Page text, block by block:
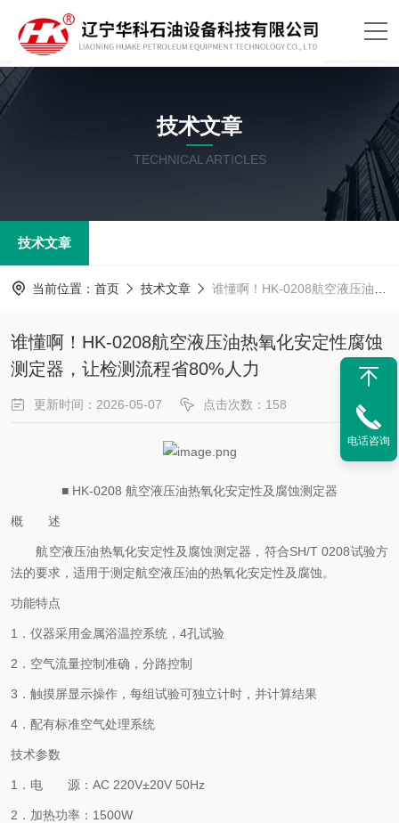
技术文章
TECHNICAL ARTICLES
技术文章
当前位置： 首页 技术文章 谁懂啊！HK-0208航空液压油热氧化安定性腐蚀测定器，让检测流程省80%人力
谁懂啊！HK-0208航空液压油热氧化安定性腐蚀
测定器，让检测流程省80%人力
更新时间：2026-05-07 点击次数：158
■ HK-0208 航空液压油热氧化安定性及腐蚀测定器
概 述
航空液压油热氧化安定性及腐蚀测定器，符合SH/T 0208试验方
法的要求，适用于测定航空液压油的热氧化安定性及腐蚀。
功能特点
1．仪器采用金属浴温控系统，4孔试验
2．空气流量控制准确，分路控制
3．触摸屏显示操作，每组试验可独立计时，并计算结果
4．配有标准空气处理系统
技术参数
1．电 源：AC 220V±20V 50Hz
2．加热功率：1500W
电话咨询